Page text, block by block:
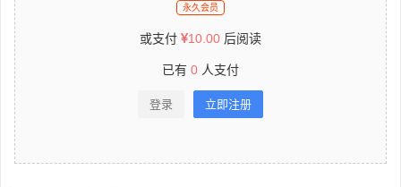
永久会员
或支付 10.00 后阅读
已有 0 人支付
登录 立即注册